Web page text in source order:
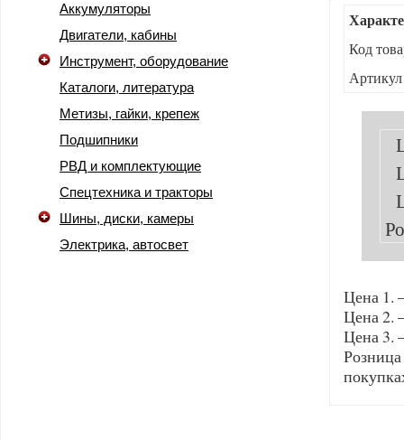
Аккумуляторы
Двигатели, кабины
Инструмент, оборудование
Каталоги, литература
Метизы, гайки, крепеж
Подшипники
РВД и комплектующие
Спецтехника и тракторы
Шины, диски, камеры
Электрика, автосвет
Код
Артикул
Цена 1.
Цена 2.
Цена 3.